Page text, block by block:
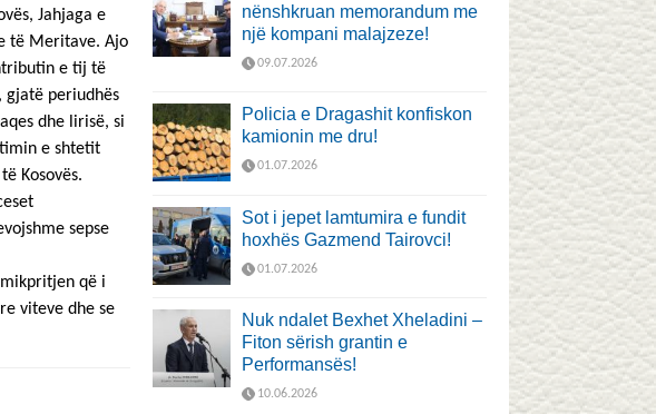
Jahjaga e
të Meritave. Ajo
e tij të
gjatë periudhës
dhe lirisë, si
e shtetit
Kosovës.
sepse
që i
viteve dhe se
nënshkruan memorandum me
një kompani malajzeze!
09.07.2026
Policia e Dragashit konfiskon
kamionin me dru!
01.07.2026
Sot i jepet lamtumira e fundit
hoxhës Gazmend Tairovci!
01.07.2026
Nuk ndalet Bexhet Xheladini –
Fiton sërish grantin e
Performansës!
10.06.2026